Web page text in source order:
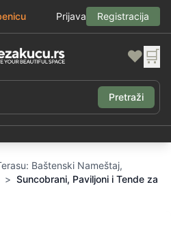
Prijava Registracija
❤️ 🛒
Pretraži
Baštenski Nameštaj,
> Suncobrani, Paviljoni i Tende za